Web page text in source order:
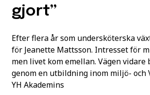
gjort”
Efter flera år som undersköterska
för Jeanette Mattsson. Intresset för
men livet kom emellan. Vägen
genom en utbildning inom miljö- och
YH Akademins